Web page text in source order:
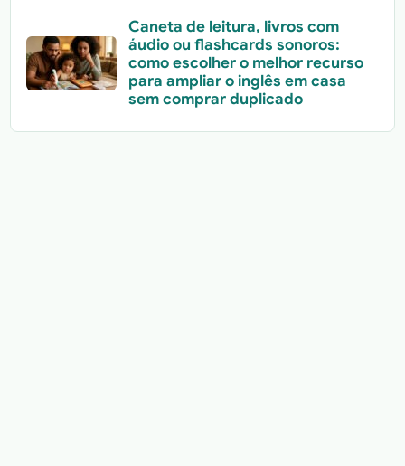
Caneta de leitura, livros com
áudio ou flashcards sonoros:
como escolher o melhor recurso
para ampliar o inglês em casa
sem comprar duplicado